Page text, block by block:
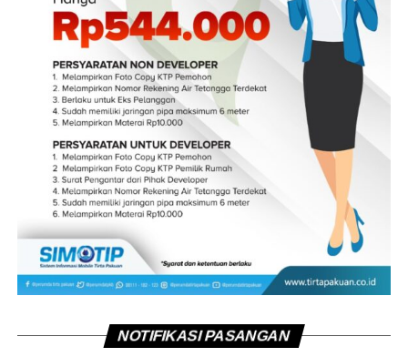
NOTIFIKASI PASANGAN